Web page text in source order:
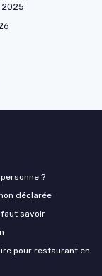
?
déclarée
faut savoir
pour restaurant en